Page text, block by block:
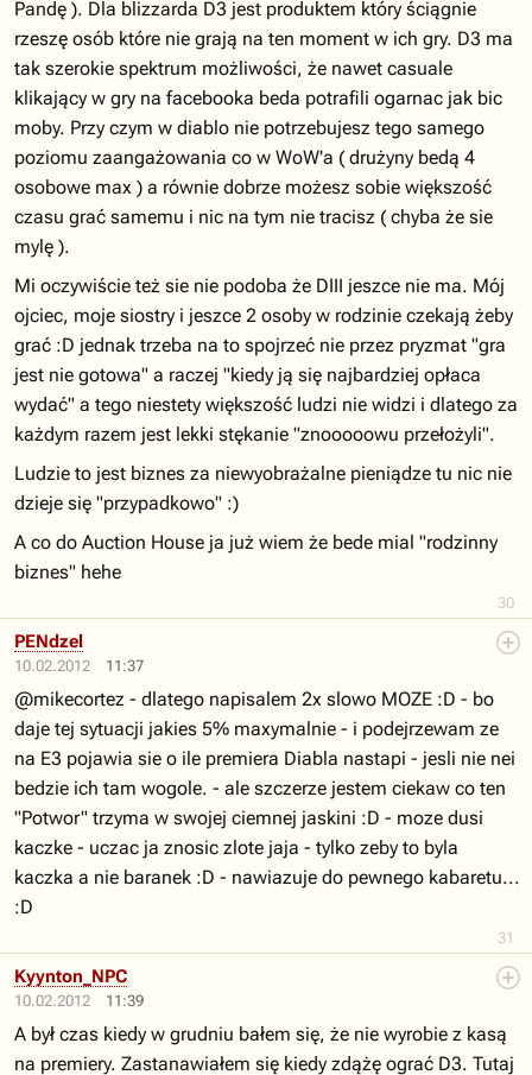
30
Pandę ). Dla blizzarda D3 jest produktem który ściągnie
rzeszę osób które nie grają na ten moment w ich gry. D3 ma
tak szerokie spektrum możliwości, że nawet casuale
klikający w gry na facebooka beda potrafili ogarnac jak bic
moby. Przy czym w diablo nie potrzebujesz tego samego
poziomu zaangażowania co w WoW'a ( drużyny bedą 4
osobowe max ) a równie dobrze możesz sobie większość
czasu grać samemu i nic na tym nie tracisz ( chyba że sie
mylę ).
Mi oczywiście też sie nie podoba że DIII jeszce nie ma. Mój
ojciec, moje siostry i jeszce 2 osoby w rodzinie czekają żeby
grać :D jednak trzeba na to spojrzeć nie przez pryzmat "gra
jest nie gotowa" a raczej "kiedy ją się najbardziej opłaca
wydać" a tego niestety większość ludzi nie widzi i dlatego za
każdym razem jest lekki stękanie "znooooowu przełożyli".
Ludzie to jest biznes za niewyobrażalne pieniądze tu nic nie
dzieje się "przypadkowo" :)
A co do Auction House ja już wiem że bede mial "rodzinny
biznes" hehe
10.02.2012 11:37
31
PENdzel
@mikecortez - dlatego napisalem 2x slowo MOZE :D - bo
daje tej sytuacji jakies 5% maxymalnie - i podejrzewam ze
na E3 pojawia sie o ile premiera Diabla nastapi - jesli nie nei
bedzie ich tam wogole. - ale szczerze jestem ciekaw co ten
"Potwor" trzyma w swojej ciemnej jaskini :D - moze dusi
kaczke - uczac ja znosic zlote jaja - tylko zeby to byla
kaczka a nie baranek :D - nawiazuje do pewnego kabaretu...
:D
10.02.2012 11:39
Kyynton_NPC
A był czas kiedy w grudniu bałem się, że nie wyrobie z kasą
na premiery. Zastanawiałem się kiedy zdążę ograć D3. Tutaj